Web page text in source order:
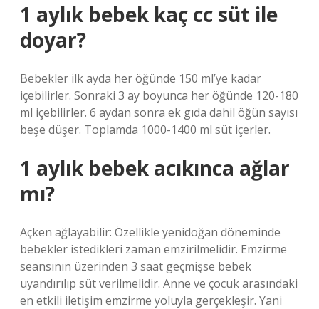
1 aylık bebek kaç cc süt ile
doyar?
Bebekler ilk ayda her öğünde 150 ml’ye kadar
içebilirler. Sonraki 3 ay boyunca her öğünde 120-180
ml içebilirler. 6 aydan sonra ek gıda dahil öğün sayısı
beşe düşer. Toplamda 1000-1400 ml süt içerler.
1 aylık bebek acıkınca ağlar
mı?
Açken ağlayabilir: Özellikle yenidoğan döneminde
bebekler istedikleri zaman emzirilmelidir. Emzirme
seansının üzerinden 3 saat geçmişse bebek
uyandırılıp süt verilmelidir. Anne ve çocuk arasındaki
en etkili iletişim emzirme yoluyla gerçekleşir. Yani